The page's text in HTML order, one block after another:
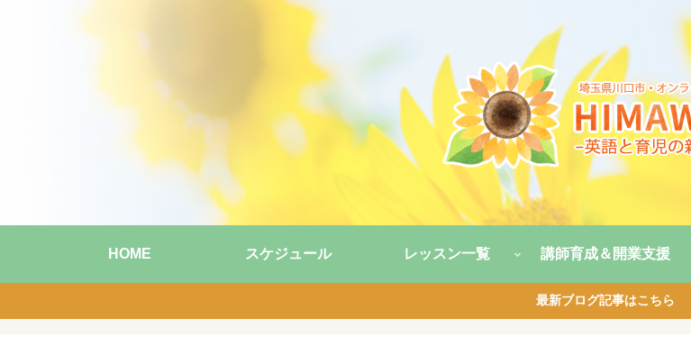
HOME スケジュール レッスン一覧 講師育成＆開業支援
最新ブログ記事はこちら